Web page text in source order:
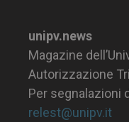
unipv.news
Magazine
Autorizzazione
Per segnalazioni
relest@unipv.it